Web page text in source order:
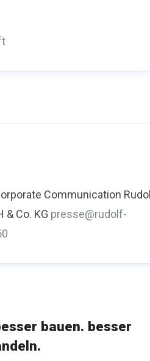
Communication
& Co. KG presse@rudolf-
bauen. besser